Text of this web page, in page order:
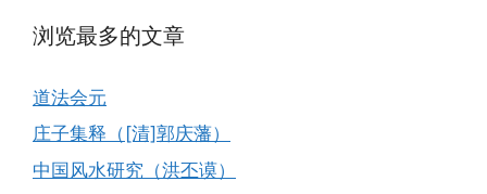
浏览最多的文章
道法会元
庄子集释（[清]郭庆藩）
中国风水研究（洪丕谟）